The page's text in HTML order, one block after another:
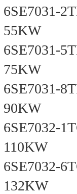
6SE7031-
55KW
6SE7031-
75KW
6SE7031-
90KW
6SE7032-
110KW
6SE7032-
132KW